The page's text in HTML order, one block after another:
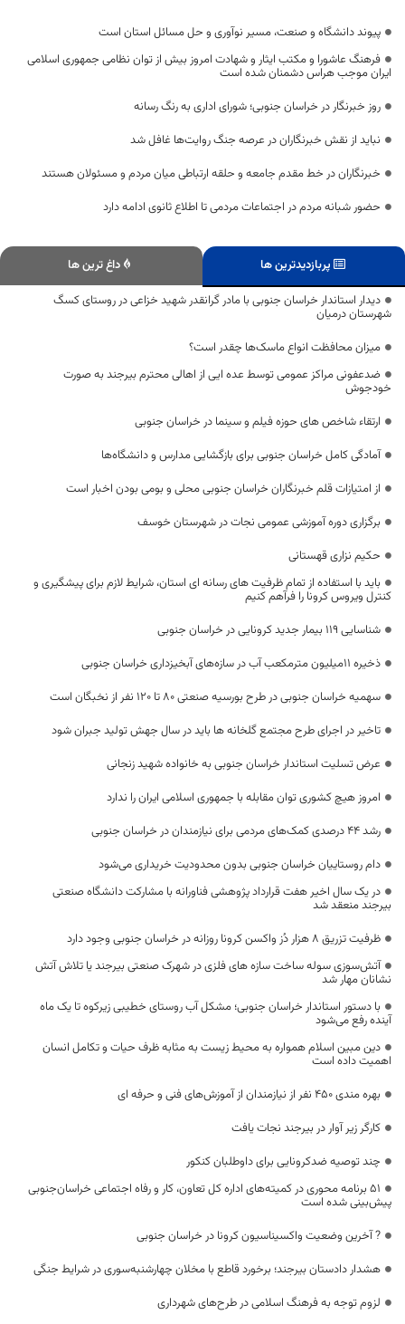
پیوند دانشگاه و صنعت، مسیر نوآوری و حل مسائل استان است
فرهنگ عاشورا و مکتب ایثار و شهادت امروز بیش از توان نظامی جمهوری اسلامی
ایران موجب هراس دشمنان شده است
روز خبرنگار در خراسان جنوبی؛ شورای اداری به رنگ رسانه
نباید از نقش خبرنگاران در عرصه جنگ روایت‌ها غافل شد
خبرنگاران در خط مقدم جامعه و حلقه ارتباطی میان مردم و مسئولان هستند
حضور شبانه مردم در اجتماعات مردمی تا اطلاع ثانوی ادامه دارد
پربازدیدترین ها
داغ ترین ها
دیدار استاندار خراسان جنوبی با مادر گرانقدر شهید خزاعی در روستای کسگ
شهرستان درمیان
میزان محافظت انواع ماسک‌ها چقدر است؟
ضدعفونی مراکز عمومی توسط عده ایی از اهالی محترم بیرجند به صورت
خودجوش
ارتقاء شاخص های حوزه فیلم و سینما در خراسان جنوبی
آمادگی کامل خراسان جنوبی برای بازگشایی مدارس و دانشگاه‌ها
از امتیازات قلم خبرنگاران خراسان جنوبی محلی و بومی بودن اخبار است
برگزاری دوره آموزشی عمومی نجات در شهرستان خوسف
حکیم نزاری قهستانی
باید با استفاده از تمام ظرفیت های رسانه ای استان، شرایط لازم برای پیشگیری و
کنترل ویروس کرونا را فرآهم کنیم
شناسایی ۱۱۹ بیمار جدید کرونایی در خراسان جنوبی
ذخیره ۱۱میلیون مترمکعب آب در سازه‌های آبخیزداری خراسان جنوبی
سهمیه خراسان جنوبی در طرح بورسیه صنعتی ۸۰ تا ۱۲۰ نفر از نخبگان است
تاخیر در اجرای طرح مجتمع گلخانه ها باید در سال جهش تولید جبران شود
عرض تسلیت استاندار خراسان جنوبی به خانواده شهید زنجانی
امروز هیچ کشوری توان مقابله با جمهوری اسلامی ایران را ندارد
رشد ۴۴ درصدی کمک‌های مردمی برای نیازمندان در خراسان جنوبی
دام روستاییان خراسان جنوبی بدون محدودیت خریداری می‌شود
در یک سال اخیر هفت قرارداد پژوهشی فناورانه با مشارکت دانشگاه صنعتی
بیرجند منعقد شد
ظرفیت تزریق ۸ هزار دُز واکسن کرونا روزانه در خراسان جنوبی وجود دارد
آتش‌سوزی سوله ساخت سازه های فلزی در شهرک صنعتی بیرجند یا تلاش آتش
نشانان مهار شد
با دستور استاندار خراسان‌ جنوبی؛ مشکل آب روستای خطیبی زیرکوه تا یک ماه
آینده رفع می‌شود
دین مبین اسلام همواره به محیط زیست به مثابه ظرف حیات و تکامل انسان
اهمیت داده است
بهره ‌مندی ۴۵۰ نفر از نیازمندان از آموزش‌های فنی و حرفه ای
کارگر زیر آوار در بیرجند نجات یافت
چند توصیه ضدکرونایی برای داوطلبان کنکور
۵۱ برنامه محوری در کمیته‌های اداره کل تعاون، کار و رفاه اجتماعی خراسان‌جنوبی
پیش‌بینی شده است
? آخرین وضعیت واکسیناسیون کرونا در خراسان جنوبی
هشدار دادستان بیرجند؛ برخورد قاطع با مخلان چهارشنبه‌سوری در شرایط جنگی
لزوم توجه به فرهنگ اسلامی در طرح‌های شهرداری